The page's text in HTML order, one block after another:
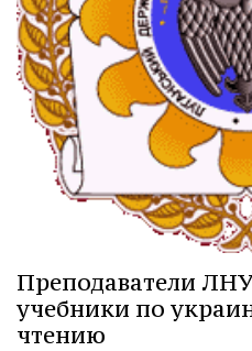
Преподаватели
учебники по
чтению